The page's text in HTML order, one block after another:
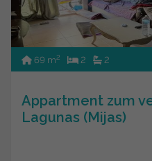
69 m2 2 2
Appartment zum
Lagunas (Mijas)